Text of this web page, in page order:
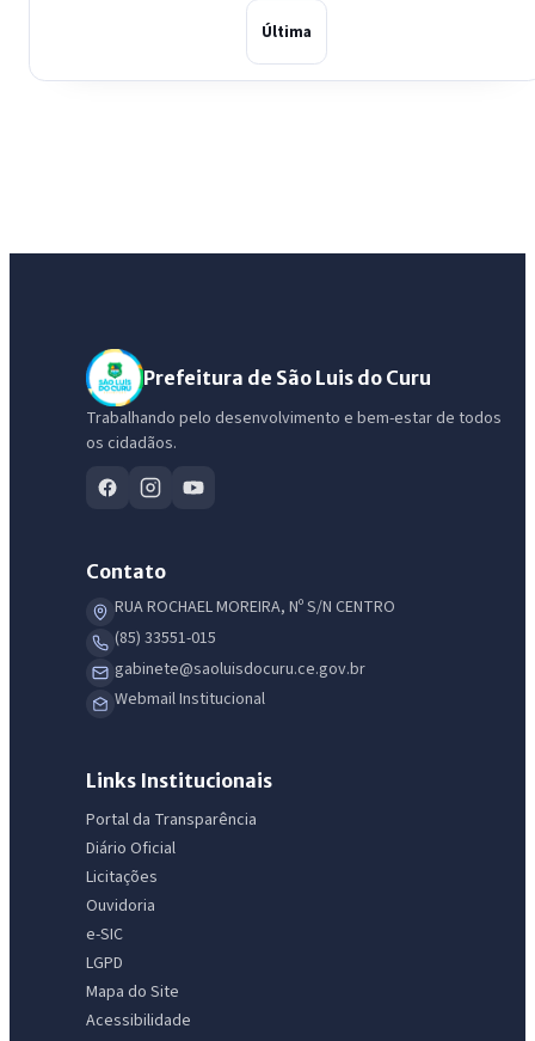
Última
Prefeitura de São Luis do Curu
Trabalhando pelo desenvolvimento e bem-estar de todos
os cidadãos.
Contato
RUA ROCHAEL MOREIRA, Nº S/N CENTRO
(85) 33551-015
gabinete@saoluisdocuru.ce.gov.br
Webmail Institucional
Links Institucionais
Portal da Transparência
Diário Oficial
Licitações
Ouvidoria
e-SIC
LGPD
Mapa do Site
Acessibilidade